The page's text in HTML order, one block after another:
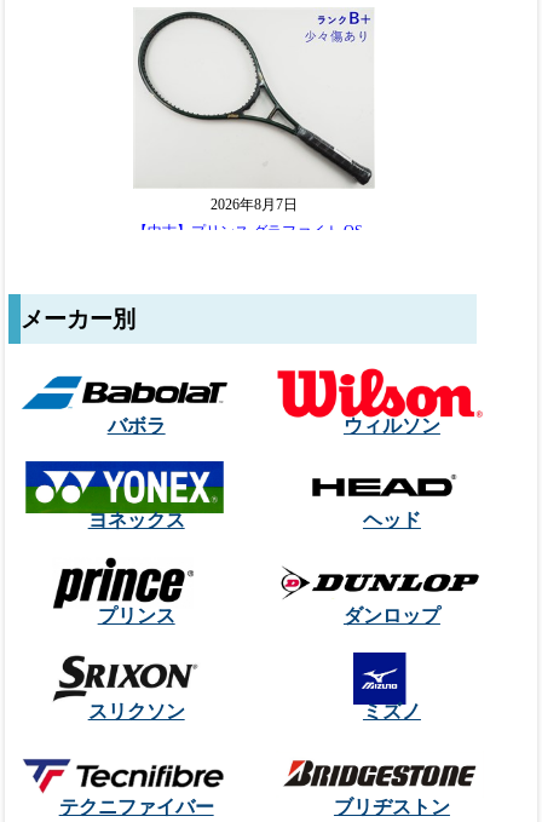
メーカー別
バボラ ウィルソン
ヨネックス ヘッド
プリンス ダンロップ
スリクソン ミズノ
テクニファイバー ブリヂストン